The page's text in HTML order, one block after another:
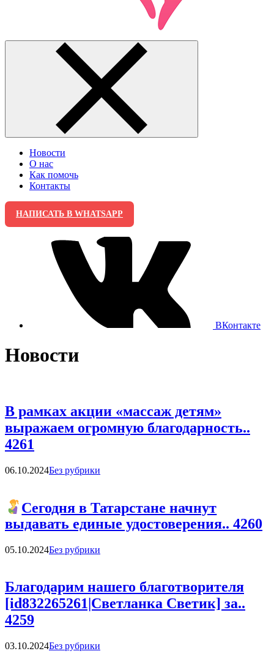
Новости
О нас
Как помочь
Контакты
НАПИСАТЬ В WHATSAPP
ВКонтакте
Новости
В рамках акции «массаж детям»
выражаем огромную благодарность..
4261
06.10.2024Categories
Без рубрики
Сегодня в Татарстане начнут
выдавать единые удостоверения.. 4260
05.10.2024Categories
Без рубрики
Благодарим нашего благотворителя
[id832265261|Светланка Светик] за..
4259
03.10.2024Categories
Без рубрики